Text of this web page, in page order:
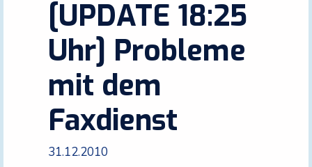
[UPDATE 18:25
Uhr] Probleme
mit dem
Faxdienst
31.12.2010